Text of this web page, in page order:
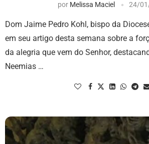
por Melissa Maciel 24/
Dom Jaime Pedro Kohl, bispo da
em seu artigo desta semana sobre a
da alegria que vem do Senhor,
Neemias …